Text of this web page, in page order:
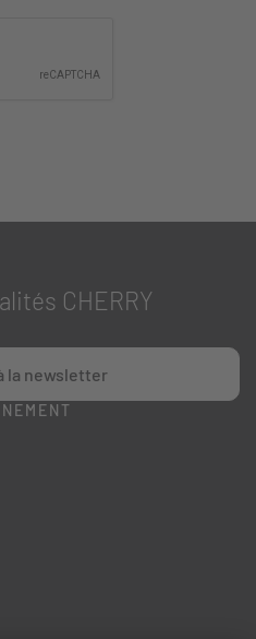
CHERRY
la newsletter